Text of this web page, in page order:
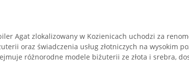
Agat zlokalizowany w Kozienicach uchodzi za
oraz świadczenia usług złotniczych na wysokim
różnorodne modele biżuterii ze złota i srebra,